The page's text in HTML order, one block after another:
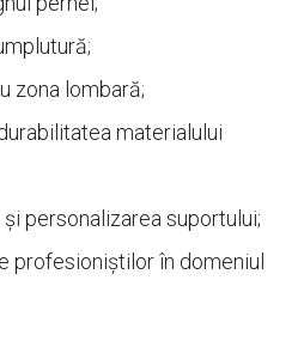
zona lombară;
materialului
personalizarea suportului;
profesioniștilor în domeniul